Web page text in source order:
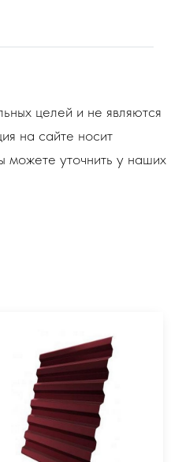
целей и не являются
на сайте носит
можете уточнить у наших